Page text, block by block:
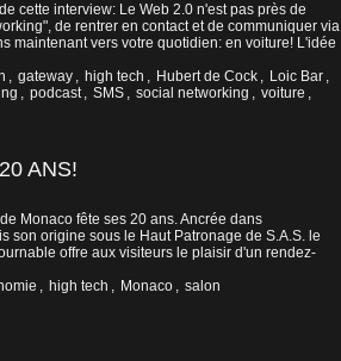
cette interview: Le Web 2.0 n'est pas près de
de rentrer en contact et de communiquer via
maintenant vers votre quotidien: en voiture! L'idée
, gateway , high tech , Hubert de Cock , Loic Bar ,
, podcast , SMS , social networking , voiture ,
ANS!
Monaco fête ses 20 ans. Ancrée dans
son origine sous le Haut Patronage de S.A.S. le
offre aux visiteurs le plaisir d'un rendez-
, high tech , Monaco , salon